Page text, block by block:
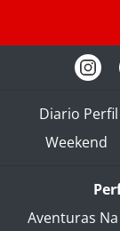
Diario Perfil
Weekend
Aventuras